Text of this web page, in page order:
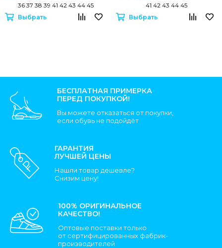
36 37 38 39 41 42 43 44 45
Выбрать
41 42 43 44 45
Выбрать
БЕСПЛАТНАЯ ПРИМЕРКА
ПЕРЕД ПОКУПКОЙ!
Вы можете отказаться от покупки,
если обувь не подойдёт
ГАРАНТИЯ
ЛУЧШЕЙ ЦЕНЫ
Нашли товар дешевле?
Снизим цену!
100% ОРИГИНАЛЬНОЕ
КАЧЕСТВО!
Оптовые поставки только
от сертифицированных фабрик-
производителей